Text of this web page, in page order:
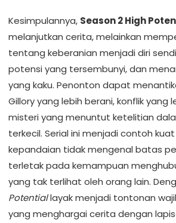
Kesimpulannya, Season 2 High
melanjutkan cerita, melainkan
tentang keberanian menjadi diri
potensi yang tersembunyi, dan
yang kaku. Penonton dapat
Gillory yang lebih berani, konflik yang
misteri yang menuntut ketelitian
terkecil. Serial ini menjadi contoh
kepandaian tidak mengenal batas
terletak pada kemampuan
yang tak terlihat oleh orang lain.
Potentiallayak menjadi tontonan
yang menghargai cerita dengan